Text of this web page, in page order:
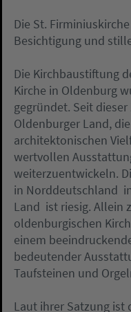
Die St.
Besichtigung und
Die Kirchbaustiftung
Kirche in Oldenburg
gegründet. Seit
Oldenburger Land,
architektonischen
wertvollen
weiterzuentwickeln.
in Norddeutschland 
Land  ist riesig.
oldenburgischen
einem
bedeutender
Taufsteinen und
Laut ihrer Satzung ist